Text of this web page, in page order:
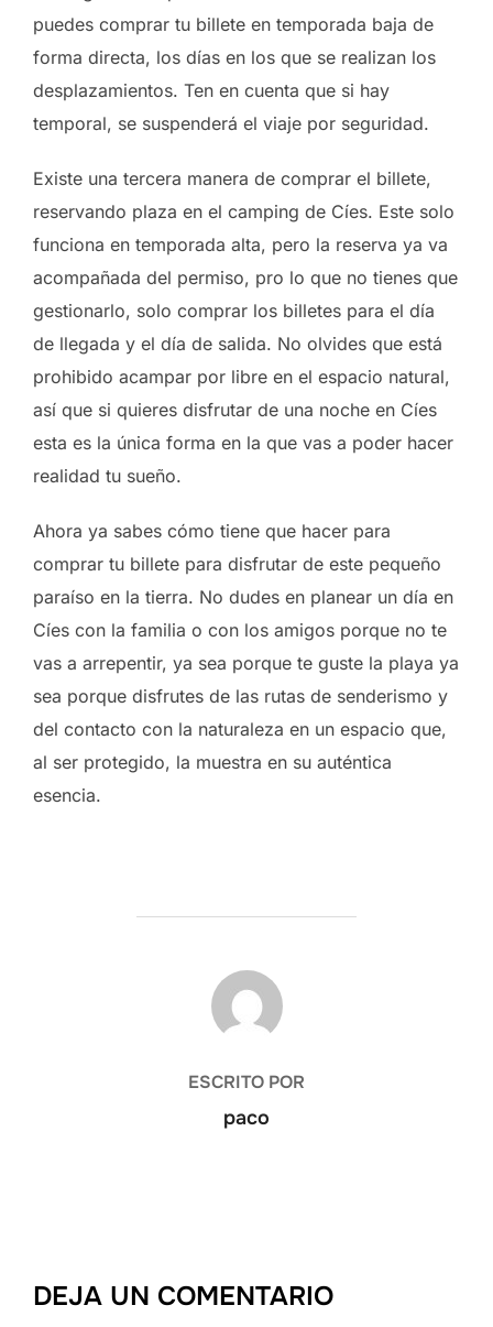
puedes comprar tu billete en temporada baja de
forma directa, los días en los que se realizan los
desplazamientos. Ten en cuenta que si hay
temporal, se suspenderá el viaje por seguridad.
Existe una tercera manera de comprar el billete,
reservando plaza en el camping de Cíes. Este solo
funciona en temporada alta, pero la reserva ya va
acompañada del permiso, pro lo que no tienes que
gestionarlo, solo comprar los billetes para el día
de llegada y el día de salida. No olvides que está
prohibido acampar por libre en el espacio natural,
así que si quieres disfrutar de una noche en Cíes
esta es la única forma en la que vas a poder hacer
realidad tu sueño.
Ahora ya sabes cómo tiene que hacer para
comprar tu billete para disfrutar de este pequeño
paraíso en la tierra. No dudes en planear un día en
Cíes con la familia o con los amigos porque no te
vas a arrepentir, ya sea porque te guste la playa ya
sea porque disfrutes de las rutas de senderismo y
del contacto con la naturaleza en un espacio que,
al ser protegido, la muestra en su auténtica
esencia.
AUTOR DE LA ENTRADA
ESCRITO POR
paco
DEJA UN COMENTARIO